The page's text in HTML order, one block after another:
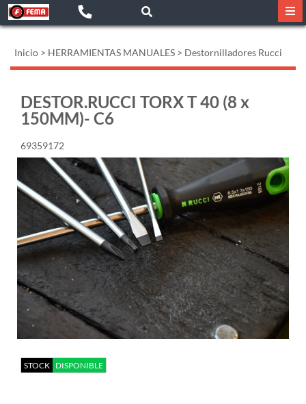
Inicio > HERRAMIENTAS MANUALES > Destornilladores Rucci
DESTOR.RUCCI TORX T 40 (8 x
150MM)- C6
69359172
STOCK DISPONIBLE